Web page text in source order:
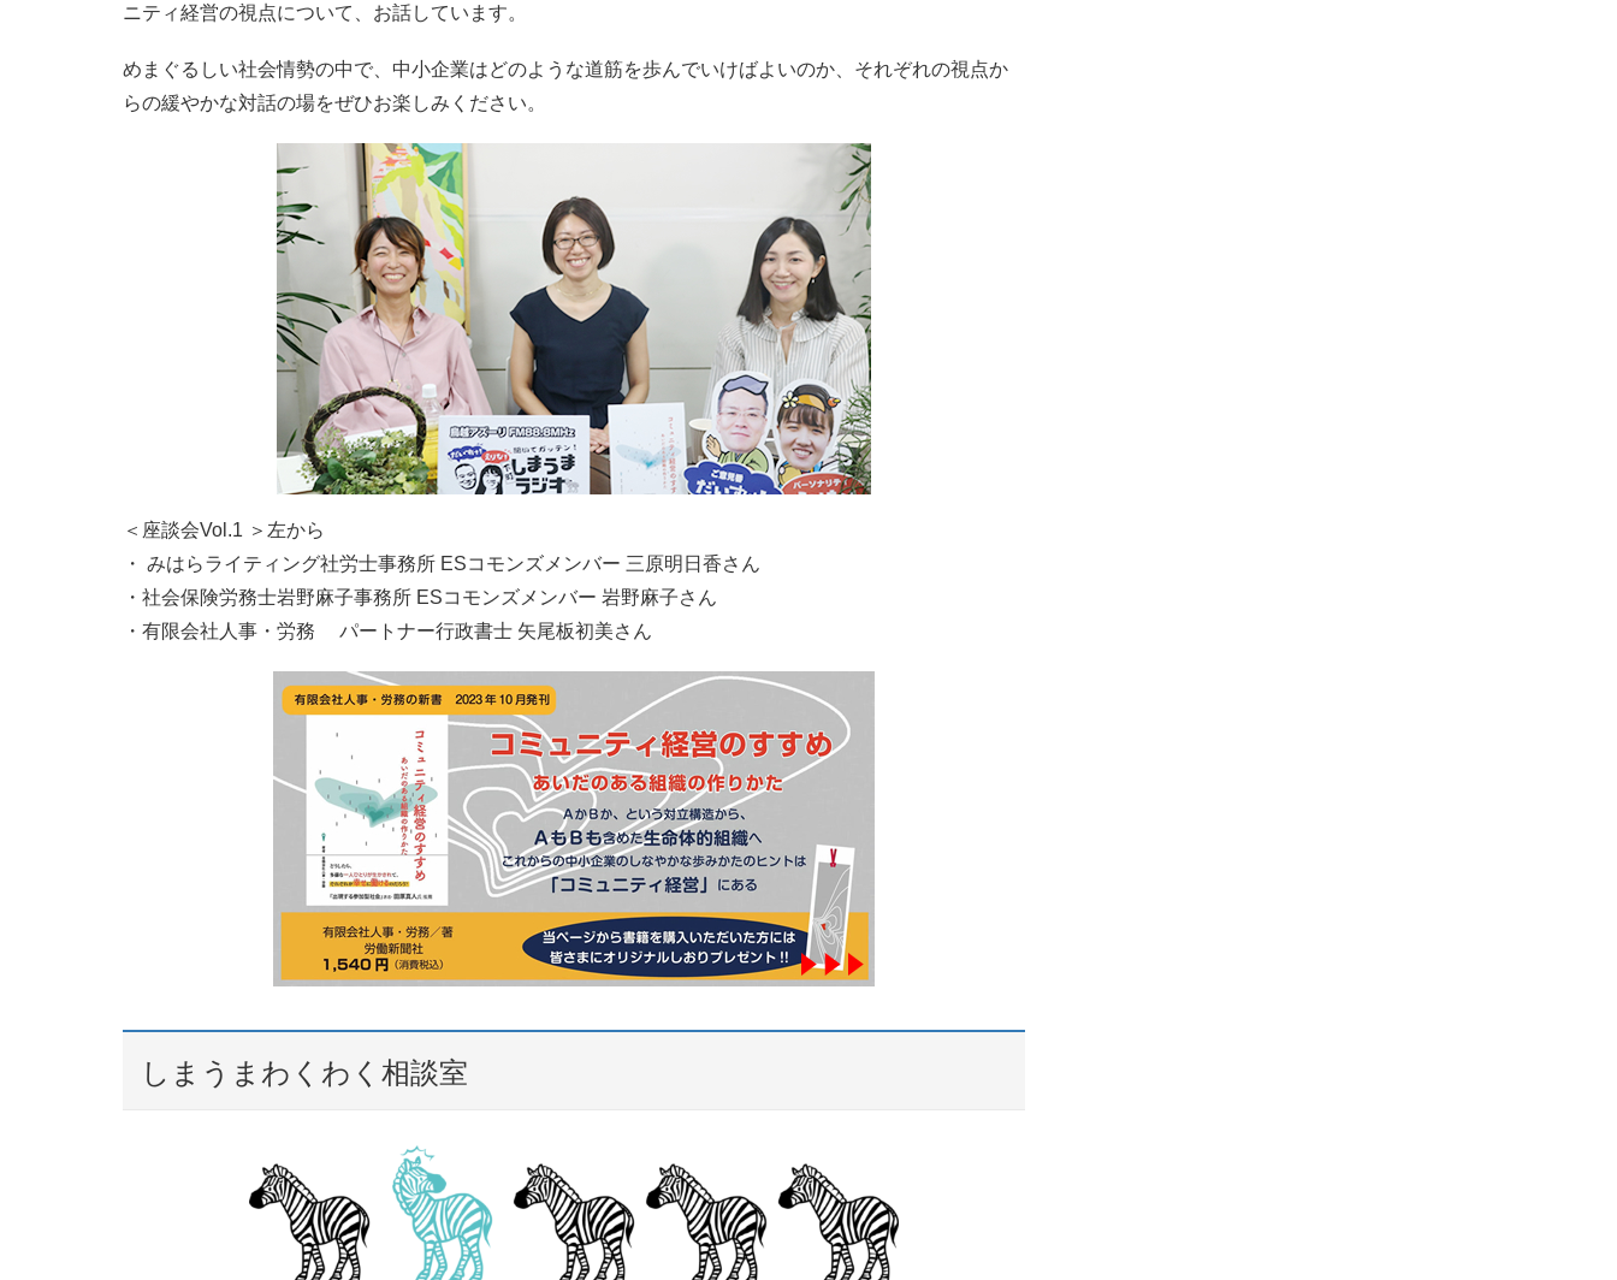
ニティ経営の視点について、お話しています。
めまぐるしい社会情勢の中で、中小企業はどのような道筋を歩んでいけばよいのか、それぞれの視点か
らの緩やかな対話の場をぜひお楽しみください。
＜座談会Vol.1 ＞左から
・ みはらライティング社労士事務所 ESコモンズメンバー 三原明日香さん
・社会保険労務士岩野麻子事務所 ESコモンズメンバー 岩野麻子さん
・有限会社人事・労務 パートナー行政書士 矢尾板初美さん
しまうまわくわく相談室